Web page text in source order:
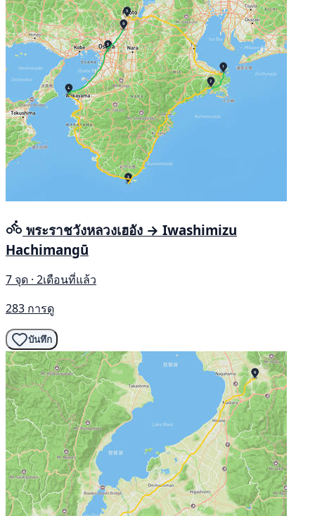
พระราชวังหลวงเฮอัง → Iwashimizu
Hachimangū
7 จุด · 2เดือนที่แล้ว
283 การดู
บันทึก